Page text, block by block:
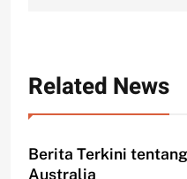
Related News
Berita Terkini
Australia